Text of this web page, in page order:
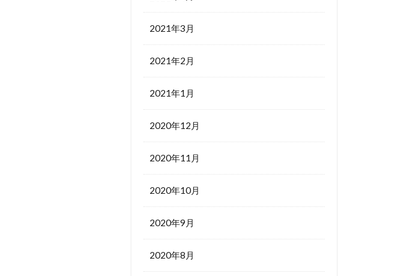
2021年3月
2021年2月
2021年1月
2020年12月
2020年11月
2020年10月
2020年9月
2020年8月